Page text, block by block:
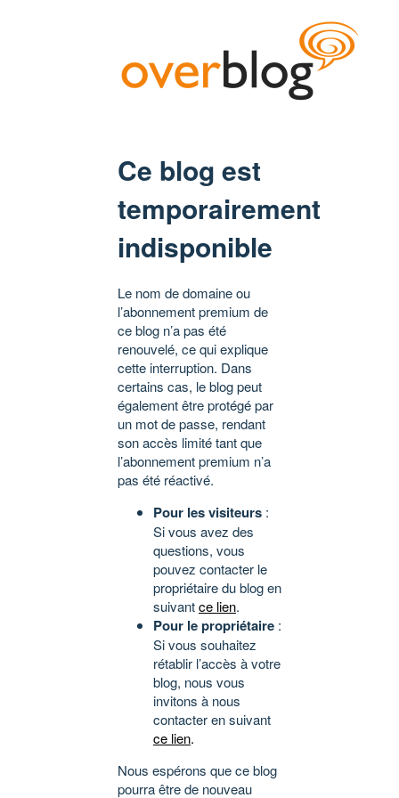
Ce blog est
temporairement
indisponible
Le nom de domaine ou
l’abonnement premium de
ce blog n’a pas été
renouvelé, ce qui explique
cette interruption. Dans
certains cas, le blog peut
également être protégé par
un mot de passe, rendant
son accès limité tant que
l’abonnement premium n’a
pas été réactivé.
Pour les visiteurs :
Si vous avez des
questions, vous
pouvez contacter le
propriétaire du blog en
suivantce lien.
Pour le propriétaire :
Si vous souhaitez
rétablir l’accès à votre
blog, nous vous
invitons à nous
contacter en suivant
ce lien.
Nous espérons que ce blog
pourra être de nouveau